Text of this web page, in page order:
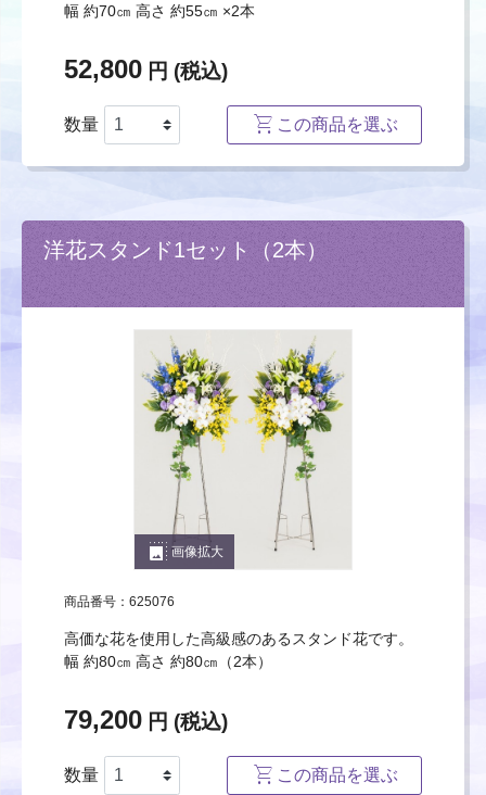
幅 約70㎝ 高さ 約55㎝ ×2本
52,800 円 (税込)
数量 この商品を選ぶ
洋花スタンド1セット（2本）
photo_size_select_large 画像拡大
商品番号：625076
高価な花を使用した高級感のあるスタンド花です。
幅 約80㎝ 高さ 約80㎝（2本）
79,200 円 (税込)
数量 この商品を選ぶ